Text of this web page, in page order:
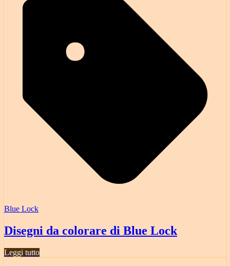
Blue Lock
Disegni da colorare di Blue Lock
Leggi tutto